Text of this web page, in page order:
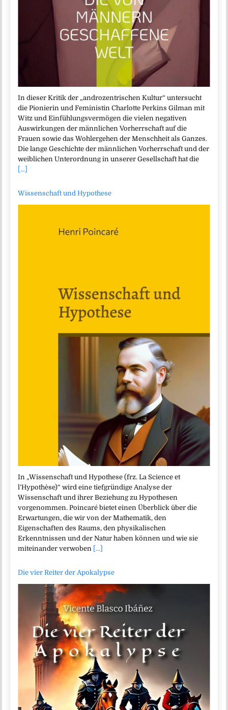
In dieser Kritik der „androzentrischen Kultur“ untersucht
die Pionierin und Feministin Charlotte Perkins Gilman mit
Witz und Einfühlungsvermögen die vielen negativen
Auswirkungen der männlichen Vorherrschaft auf die
Frauen sowie das Wohlergehen der Menschheit als Ganzes.
Die lange Geschichte der männlichen Vorherrschaft und der
weiblichen Unterordnung in unserer Gesellschaft hat die
[...]
Wissenschaft und Hypothese
In „Wissenschaft und Hypothese (frz. La Science et
l’Hypothèse)“ wird eine tiefgründige Analyse der
Wissenschaft und ihrer Beziehung zu Hypothesen
vorgenommen. Poincaré bietet einen Überblick über die
Erwartungen, die wir von der Mathematik, den
Eigenschaften des Raums, den physikalischen
Erkenntnissen und der Natur haben können und wie sie
miteinander verwoben [...]
Die vier Reiter der Apokalypse